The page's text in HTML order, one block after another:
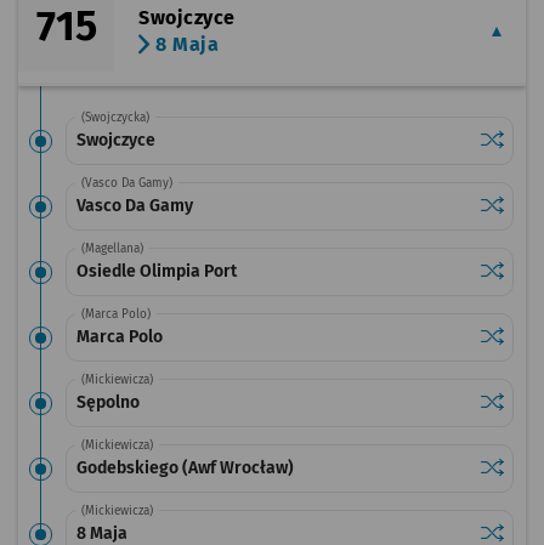
715
Swojczyce
8 Maja
(Swojczycka)
Swojczyce
(Vasco Da Gamy)
Vasco Da Gamy
(Magellana)
Osiedle Olimpia Port
(Marca Polo)
Marca Polo
(Mickiewicza)
Sępolno
(Mickiewicza)
Godebskiego (Awf Wrocław)
(Mickiewicza)
8 Maja